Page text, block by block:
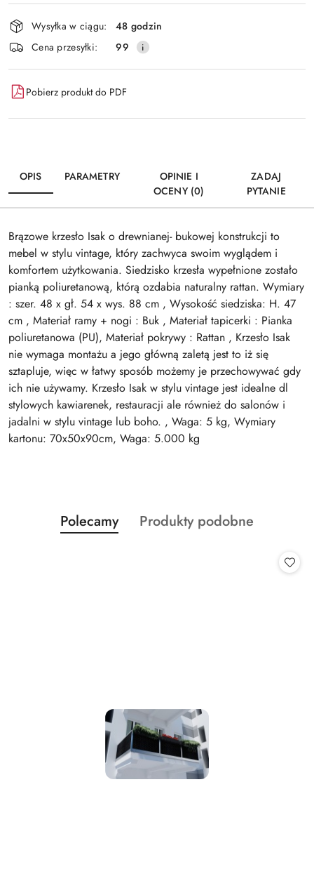
Wyślij
Dostępność
i
dostawa
Wysyłka w ciągu:
48 godzin
Cena przesyłki:
99
Pobierz produkt do PDF
OPIS PARAMETRY
OPINIE I
OCENY (0)
ZADAJ
PYTANIE
Brązowe krzesło Isak o drewnianej- bukowej konstrukcji to
mebel w stylu vintage, który zachwyca swoim wyglądem i
komfortem użytkowania. Siedzisko krzesła wypełnione zostało
pianką poliuretanową, którą ozdabia naturalny rattan. Wymiary
: szer. 48 x gł. 54 x wys. 88 cm , Wysokość siedziska: H. 47
cm , Materiał ramy + nogi : Buk , Materiał tapicerki : Pianka
poliuretanowa (PU), Materiał pokrywy : Rattan , Krzesło Isak
nie wymaga montażu a jego główną zaletą jest to iż się
sztapluje, więc w łatwy sposób możemy je przechowywać gdy
ich nie używamy. Krzesło Isak w stylu vintage jest idealne dl
stylowych kawiarenek, restauracji ale również do salonów i
jadalni w stylu vintage lub boho. , Waga: 5 kg, Wymiary
kartonu: 70x50x90cm, Waga: 5.000 kg
Pomiń karuzelę produktów
Produkty
o
Polecamy
Produkty
Produkty podobne